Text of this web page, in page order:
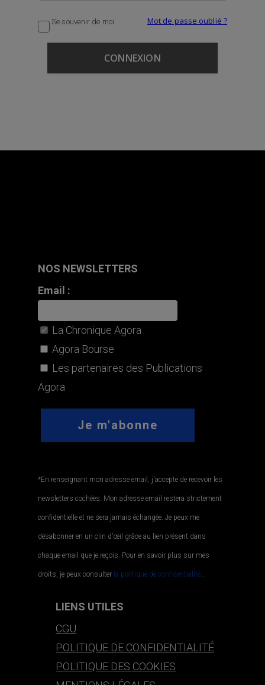
Se souvenir de moi Mot de passe oublié ?
NOS NEWSLETTERS
Email :
La Chronique Agora
Agora Bourse
Les partenaires des Publications
Agora
*En renseignant mon adresse email, j'accepte de recevoir les
newsletters cochées. Mon adresse email restera strictement
confidentielle et ne sera jamais échangée. Je peux me
désabonner en un clin d'œil grâce au lien présent dans
chaque email que je reçois. Pour en savoir plus sur mes
droits, je peux consulter la politique de confidentialité..
LIENS UTILES
CGU
POLITIQUE DE CONFIDENTIALITÉ
POLITIQUE DES COOKIES